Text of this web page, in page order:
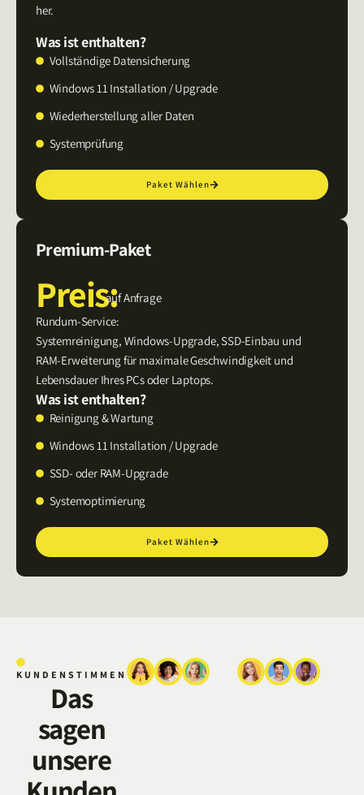
her.
Was ist enthalten?
Vollständige Datensicherung
Windows 11 Installation / Upgrade
Wiederherstellung aller Daten
Systemprüfung
Paket Wählen
Premium-Paket
Preis:auf Anfrage
Rundum-Service:
Systemreinigung, Windows-Upgrade, SSD-Einbau und
RAM-Erweiterung für maximale Geschwindigkeit und
Lebensdauer Ihres PCs oder Laptops.
Was ist enthalten?
Reinigung & Wartung
Windows 11 Installation / Upgrade
SSD- oder RAM-Upgrade
Systemoptimierung
Paket Wählen
KUNDENSTIMMEN
Das
sagen
unsere